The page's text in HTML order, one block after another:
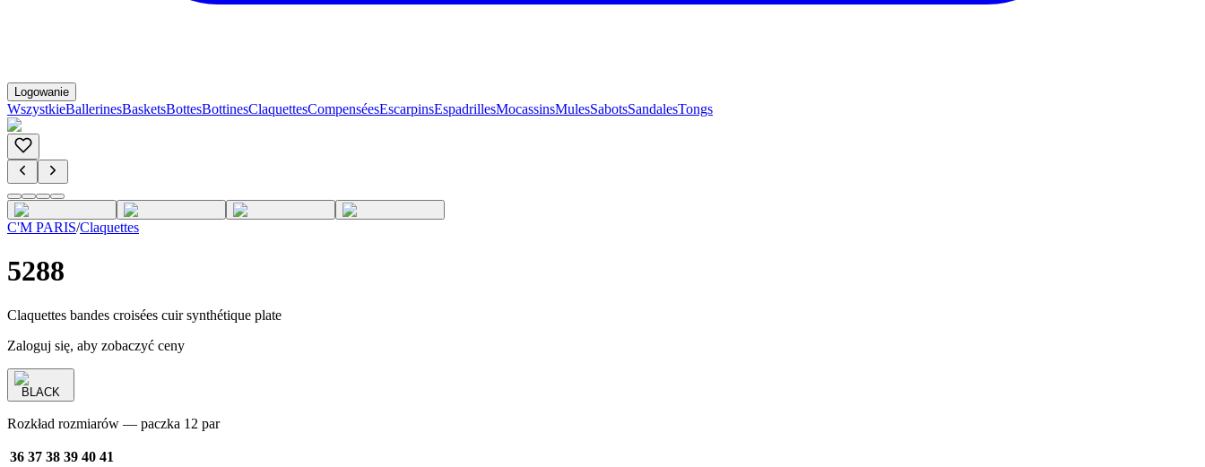
Logowanie
WszystkieBallerinesBasketsBottesBottinesClaquettesCompenséesEscarpinsEspadrillesMocassinsMulesSabotsSandalesTongs
C'M PARIS/Claquettes
5288
Claquettes bandes croisées cuir synthétique plate
Zaloguj się, aby zobaczyć ceny
BLACK
Rozkład rozmiarów — paczka 12 par
36 37 38 39 40 41